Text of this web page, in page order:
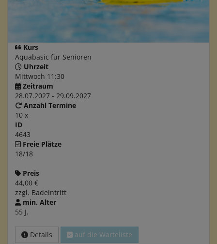
Kurs
Aquabasic für Senioren
Uhrzeit
Mittwoch 11:30
Zeitraum
28.07.2027 - 29.09.2027
Anzahl Termine
10 x
ID
4643
Freie Plätze
18/18
Preis
44,00 €
zzgl. Badeintritt
min. Alter
55 J.
Details auf die Warteliste